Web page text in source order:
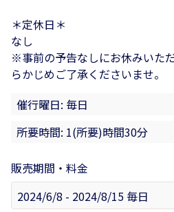
＊定休日＊
なし
※事前の予告なしにお休みいた
らかじめご了承くださいませ。
催行曜日: 毎日
所要時間: 1(所要)時間30分
販売期間・料金